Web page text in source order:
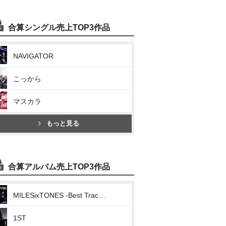
合算シングル売上TOP3作品
NAVIGATOR
こっから
マスカラ
もっと見る
合算アルバム売上TOP3作品
1ST